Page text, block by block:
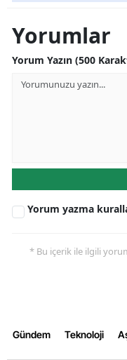
Yorumlar
Yorum Yazın (500
Yorum yazma
* Bu içerik ile ilgili
Gündem Teknoloji